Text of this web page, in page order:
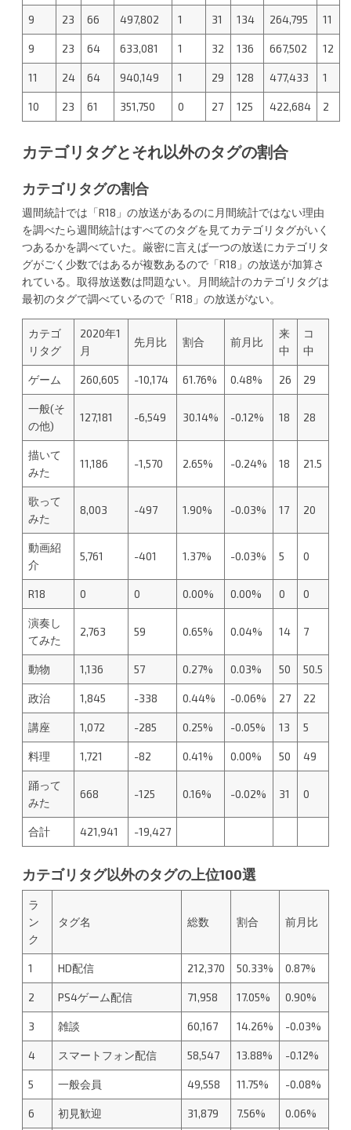
9 23 66 497,802 1 31 134 264,795 11
9 23 64 633,081 1 32 136 667,502 12
11 24 64 940,149 1 29 128 477,433 1
10 23 61 351,750 0 27 125 422,684 2
カテゴリタグとそれ以外のタグの割合
カテゴリタグの割合
週間統計では「R18」の放送があるのに月間統計ではない理由
を調べたら週間統計はすべてのタグを見てカテゴリタグがいく
つあるかを調べていた。厳密に言えば一つの放送にカテゴリタ
グがごく少数ではあるが複数あるので「R18」の放送が加算さ
れている。取得放送数は問題ない。月間統計のカテゴリタグは
最初のタグで調べているので「R18」の放送がない。
カテゴ
リタグ
2020年1
月
先月比 割合 前月比
来
中
コ
中
ゲーム 260,605 -10,174 61.76% 0.48% 26 29
一般(そ
の他)
127,181 -6,549 30.14% -0.12% 18 28
描いて
みた
11,186 -1,570 2.65% -0.24% 18 21.5
歌って
みた
8,003 -497 1.90% -0.03% 17 20
動画紹
介
5,761 -401 1.37% -0.03% 5 0
R18 0 0 0.00% 0.00% 0 0
演奏し
てみた
2,763 59 0.65% 0.04% 14 7
動物 1,136 57 0.27% 0.03% 50 50.5
政治 1,845 -338 0.44% -0.06% 27 22
講座 1,072 -285 0.25% -0.05% 13 5
料理 1,721 -82 0.41% 0.00% 50 49
踊って
みた
668 -125 0.16% -0.02% 31 0
合計 421,941 -19,427
カテゴリタグ以外のタグの上位100選
ラ
ン
ク
タグ名 総数 割合 前月比
1 HD配信 212,370 50.33% 0.87%
2 PS4ゲーム配信 71,958 17.05% 0.90%
3 雑談 60,167 14.26% -0.03%
4 スマートフォン配信 58,547 13.88% -0.12%
5 一般会員 49,558 11.75% -0.08%
6 初見歓迎 31,879 7.56% 0.06%